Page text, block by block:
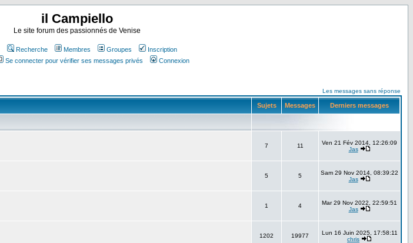
il Campiello
Le site forum des passionnés de Venise
Recherche Membres Groupes
Inscription
Se connecter pour vérifier ses messages privés Connexion
Les messages sans réponse
Sujets Messages Derniers messages
7 11
Ven 21 Fév 2014, 12:26:09
Jas
5 5
Sam 29 Nov 2014, 08:39:22
Jas
1 4
Mar 29 Nov 2022, 22:59:51
Jas
1202 19977
Lun 16 Juin 2025, 17:58:11
chris